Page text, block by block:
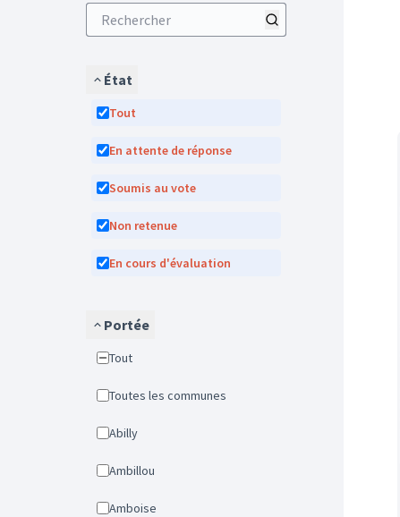
État
Tout
En attente de réponse
Soumis au vote
Non retenue
En cours d'évaluation
Portée
Tout
Toutes les communes
Abilly
Ambillou
Amboise